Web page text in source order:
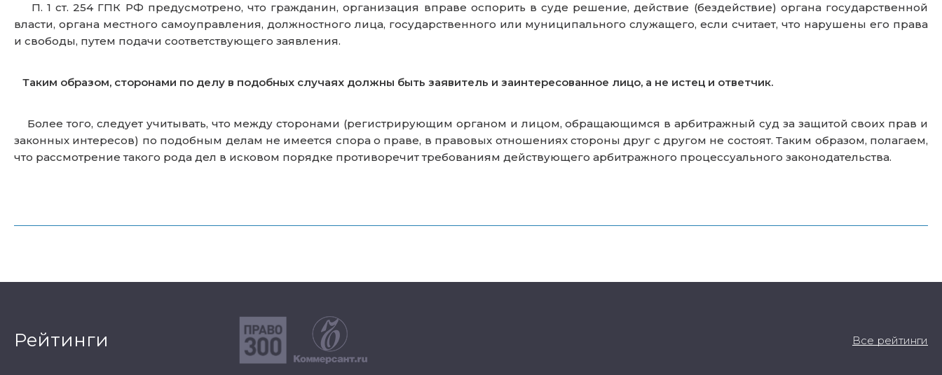
П. 1 ст. 254 ГПК РФ предусмотрено, что гражданин, организация вправе оспорить в суде решение, действие (бездействие) органа государственной
власти, органа местного самоуправления, должностного лица, государственного или муниципального служащего, если считает, что нарушены его права
и свободы, путем подачи соответствующего заявления.
Таким образом, сторонами по делу в подобных случаях должны быть заявитель и заинтересованное лицо, а не истец и ответчик.
Более того, следует учитывать, что между сторонами (регистрирующим органом и лицом, обращающимся в арбитражный суд за защитой своих прав и
законных интересов) по подобным делам не имеется спора о праве, в правовых отношениях стороны друг с другом не состоят. Таким образом, полагаем,
что рассмотрение такого рода дел в исковом порядке противоречит требованиям действующего арбитражного процессуального законодательства.
Рейтинги Все рейтинги